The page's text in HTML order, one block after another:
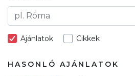
Ajánlatok Cikkek
HASONLÓ AJÁNLATOK